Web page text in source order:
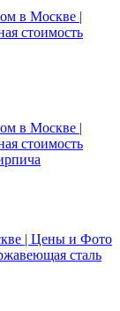
сталь